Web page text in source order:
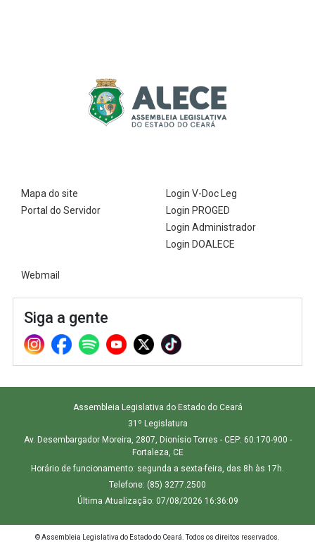
Martins
Rodrigues
- Lucas
Mapa do site
Portal do Servidor
Login V-Doc Leg
Login PROGED
Login Administrador
Login DOALECE
Webmail
Siga a gente
Assembleia Legislativa do Estado do Ceará
31º Legislatura
Av. Desembargador Moreira, 2807, Dionísio Torres - CEP: 60.170-900 -
Fortaleza, CE
Horário de funcionamento: segunda a sexta-feira, das 8h às 17h.
Telefone: (85) 3277.2500
Última Atualização: 07/08/2026 16:36:09
© Assembleia Legislativa do Estado do Ceará. Todos os direitos reservados.